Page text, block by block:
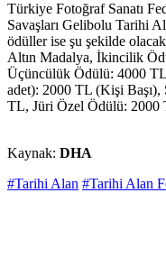
Türkiye Fotoğraf Sanatı
Savaşları Gelibolu Tarihi
ödüller ise şu şekilde
Altın Madalya, İkincilik
Üçüncülük Ödülü: 4000
adet): 2000 TL (Kişi
TL, Jüri Özel Ödülü: 2000
Kaynak: DHA
#Tarihi Alan #Tarihi Alan